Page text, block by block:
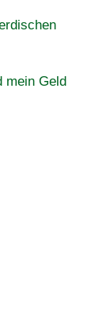
mein Geld